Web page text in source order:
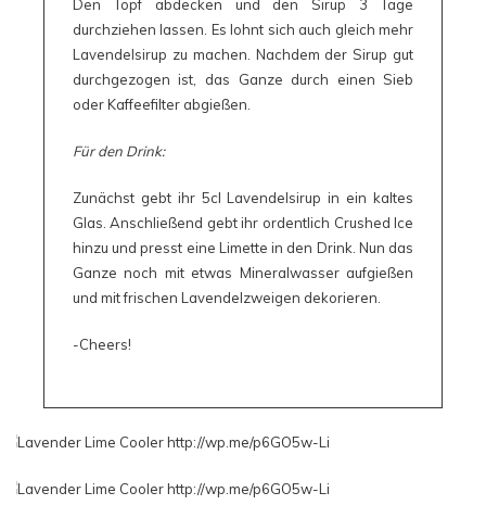
Den Topf abdecken und den Sirup 3 Tage
durchziehen lassen. Es lohnt sich auch gleich mehr
Lavendelsirup zu machen. Nachdem der Sirup gut
durchgezogen ist, das Ganze durch einen Sieb
oder Kaffeefilter abgießen.
Für den Drink:
Zunächst gebt ihr 5cl Lavendelsirup in ein kaltes
Glas. Anschließend gebt ihr ordentlich Crushed Ice
hinzu und presst eine Limette in den Drink. Nun das
Ganze noch mit etwas Mineralwasser aufgießen
und mit frischen Lavendelzweigen dekorieren.
-Cheers!